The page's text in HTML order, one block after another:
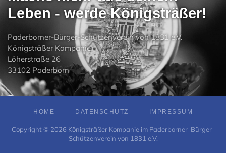
Leben - werde Königsträßer!
Paderborner-Bürger-Schützenverein von 1831 e.V.
Königsträßer Kompanie
Löherstraße 26
33102 Paderborn
HOME DATENSCHUTZ IMPRESSUM
Copyright © 2026 Königsträßer Kompanie im Paderborner-Bürger-
Schützenverein von 1831 e.V.